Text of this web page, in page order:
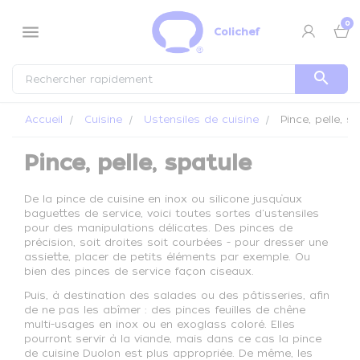
menu Colichef
0
search
Accueil Cuisine Ustensiles de cuisine Pince, pelle,
Pince, pelle, spatule
De la pince de cuisine en inox ou silicone jusqu’aux
baguettes de service, voici toutes sortes d'ustensiles
pour des manipulations délicates. Des pinces de
précision, soit droites soit courbées - pour dresser une
assiette, placer de petits éléments par exemple. Ou
bien des pinces de service façon ciseaux.
Puis, à destination des salades ou des pâtisseries, afin
de ne pas les abîmer : des pinces feuilles de chêne
multi-usages en inox ou en exoglass coloré. Elles
pourront servir à la viande, mais dans ce cas la pince
de cuisine Duolon est plus appropriée. De même, les